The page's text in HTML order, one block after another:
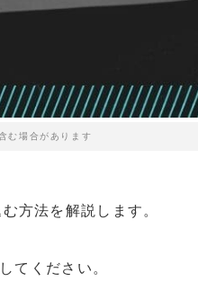
む場合があります
方法を解説します。
てください。